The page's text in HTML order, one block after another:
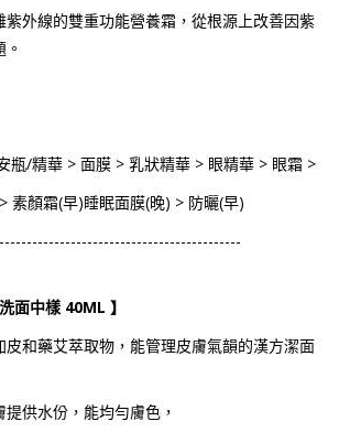
紫外線的雙重功能營養霜，從根源上改善因紫
瓶/精華 > 面膜 > 乳狀精華 > 眼精華 > 眼霜 >
素顏霜(早)睡眠面膜(晚) > 防曬(早)
面中樣 40ML 】
皮和藥艾萃取物，能管理皮膚氣韻的漢方潔面
供水份，能均勻膚色，